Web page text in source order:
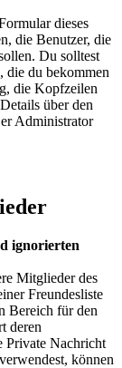
dieses
die Benutzer, die
Du solltest
die du bekommen
die Kopfzeilen
über den
Administrator
ignorierten
Mitglieder des
Freundesliste
Bereich für den
deren
Private Nachricht
können